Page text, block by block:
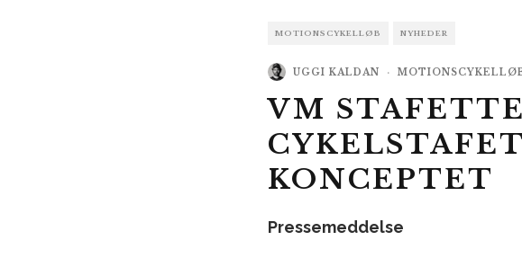
MOTIONSCYKELLØB NYHEDER
UGGI KALDAN ·
VM
KONCEPTET
Pressemeddelse